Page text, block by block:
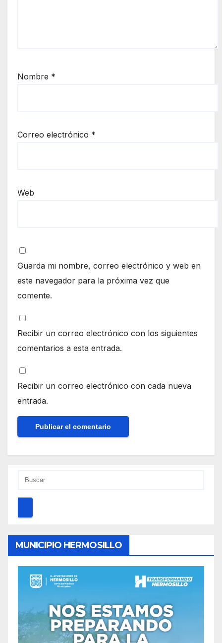
Nombre *
Correo electrónico *
Web
Guarda mi nombre, correo electrónico y web en
este navegador para la próxima vez que
comente.
Recibir un correo electrónico con los siguientes
comentarios a esta entrada.
Recibir un correo electrónico con cada nueva
entrada.
MUNICIPIO HERMOSILLO